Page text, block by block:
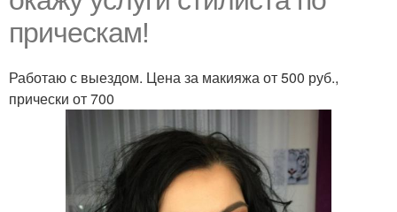
прическам!
Работаю с выездом. Цена за макияжа от 500 руб.,
прически от 700